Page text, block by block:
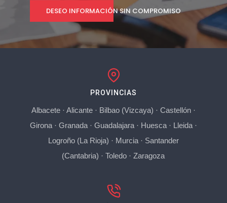
DESEO INFORMACIÓN SIN COMPROMISO
PROVINCIAS
Albacete· Alicante· Bilbao (Vizcaya) · Castellón·
Girona· Granada· Guadalajara· Huesca· Lleida·
Logroño (La Rioja) · Murcia· Santander
(Cantabria) ·Toledo ·Zaragoza